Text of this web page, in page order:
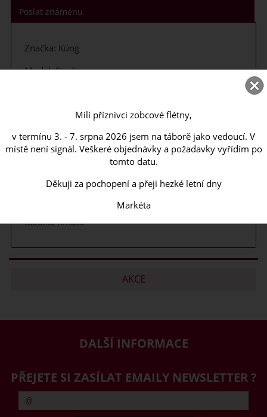
Poslat známénu
Značka: Küng
Model: Studio
Materiál: mořená hruška
Délka: 47,2 cm
barokní systém
Součástí flétny je pevný plátěný obal, výtěrák a
tabulka hmatů
AKCE
DALŠÍ INFORMACE
PŘEJETE SI ZASÍLAT EMAILY NEWSLETTER ?
Milí příznivci zobcové flétny,
v termínu 3. - 7. srpna 2026 jsem na táborě jako vedoucí. V
místě není signál. Veškeré objednávky a požadavky vyřídím po
tomto datu.
Děkuji za pochopení a přeji hezké letní dny
Markéta